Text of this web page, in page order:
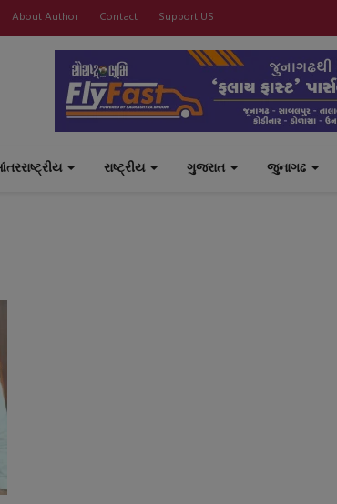
About Author Contact Support US
રાષ્ટ્રીય ગુજરાત જુનાગઢ